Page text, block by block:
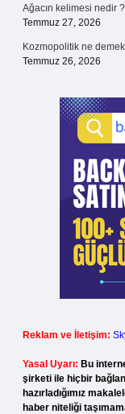
Ağacın kelimesi nedir ?
Temmuz 27, 2026
Kozmopolitik ne
Temmuz 26, 2026
Reklam ve İletişim:
Yasal Uyarı: Bu
şirketi ile hiçbir
hazırladığımız
haber niteliği